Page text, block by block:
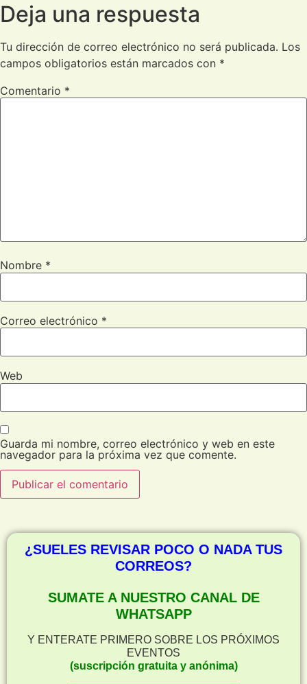
Deja una respuesta
Tu dirección de correo electrónico no será publicada. Los
campos obligatorios están marcados con *
Comentario *
Nombre *
Correo electrónico *
Web
Guarda mi nombre, correo electrónico y web en este
navegador para la próxima vez que comente.
¿SUELES REVISAR POCO O NADA TUS
CORREOS?
SUMATE A NUESTRO CANAL DE
WHATSAPP
Y ENTERATE PRIMERO SOBRE LOS PRÓXIMOS
EVENTOS
(suscripción gratuita y anónima)